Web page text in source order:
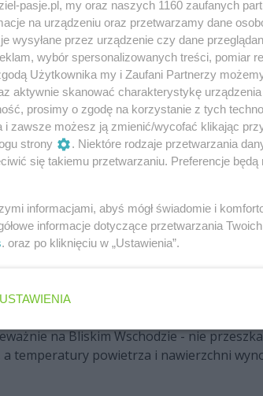
miał zawodnik z Bristolu,
nad Australijczykiem.Większość
wiktorię,a w dodatku -w pewnych
zespołowego partnera i brytyjskiego
W topowej trójce znaleźli się
zdecydowanie najlepszy. Zapowiadało
było też pamiętać o tym, że od 2015 roku
runda w Abu Zabi oznaczała pożegnanie
chociażby o ostatnim wyścigu Saubera
nie będą już z niego korzystać, a
na Bliskim Wschodzie - nie
temperatury powietrza i nawierzchni
pasje.pl, my oraz naszych 1160 zaufanych
na urządzeniu oraz przetwarzamy dane
wysyłane przez urządzenie czy dane
wybór spersonalizowanych treści, pomiar
Użytkownika my i Zaufani Partnerzy
aktywnie skanować charakterystykę
prosimy o zgodę na korzystanie z tych
i zawsze możesz ją zmienić/wycofać klikając
strony
. Niektóre rodzaje przetwarzania
się takiemu przetwarzaniu. Preferencje będą
informacjami, abyś mógł świadomie i
informacje dotyczące przetwarzania
. oraz po kliknięciu w „Ustawienia”.
USTAWIENIA